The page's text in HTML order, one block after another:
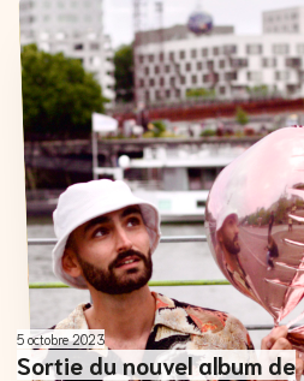
5 octobre 2023
Sortie du nouvel album de